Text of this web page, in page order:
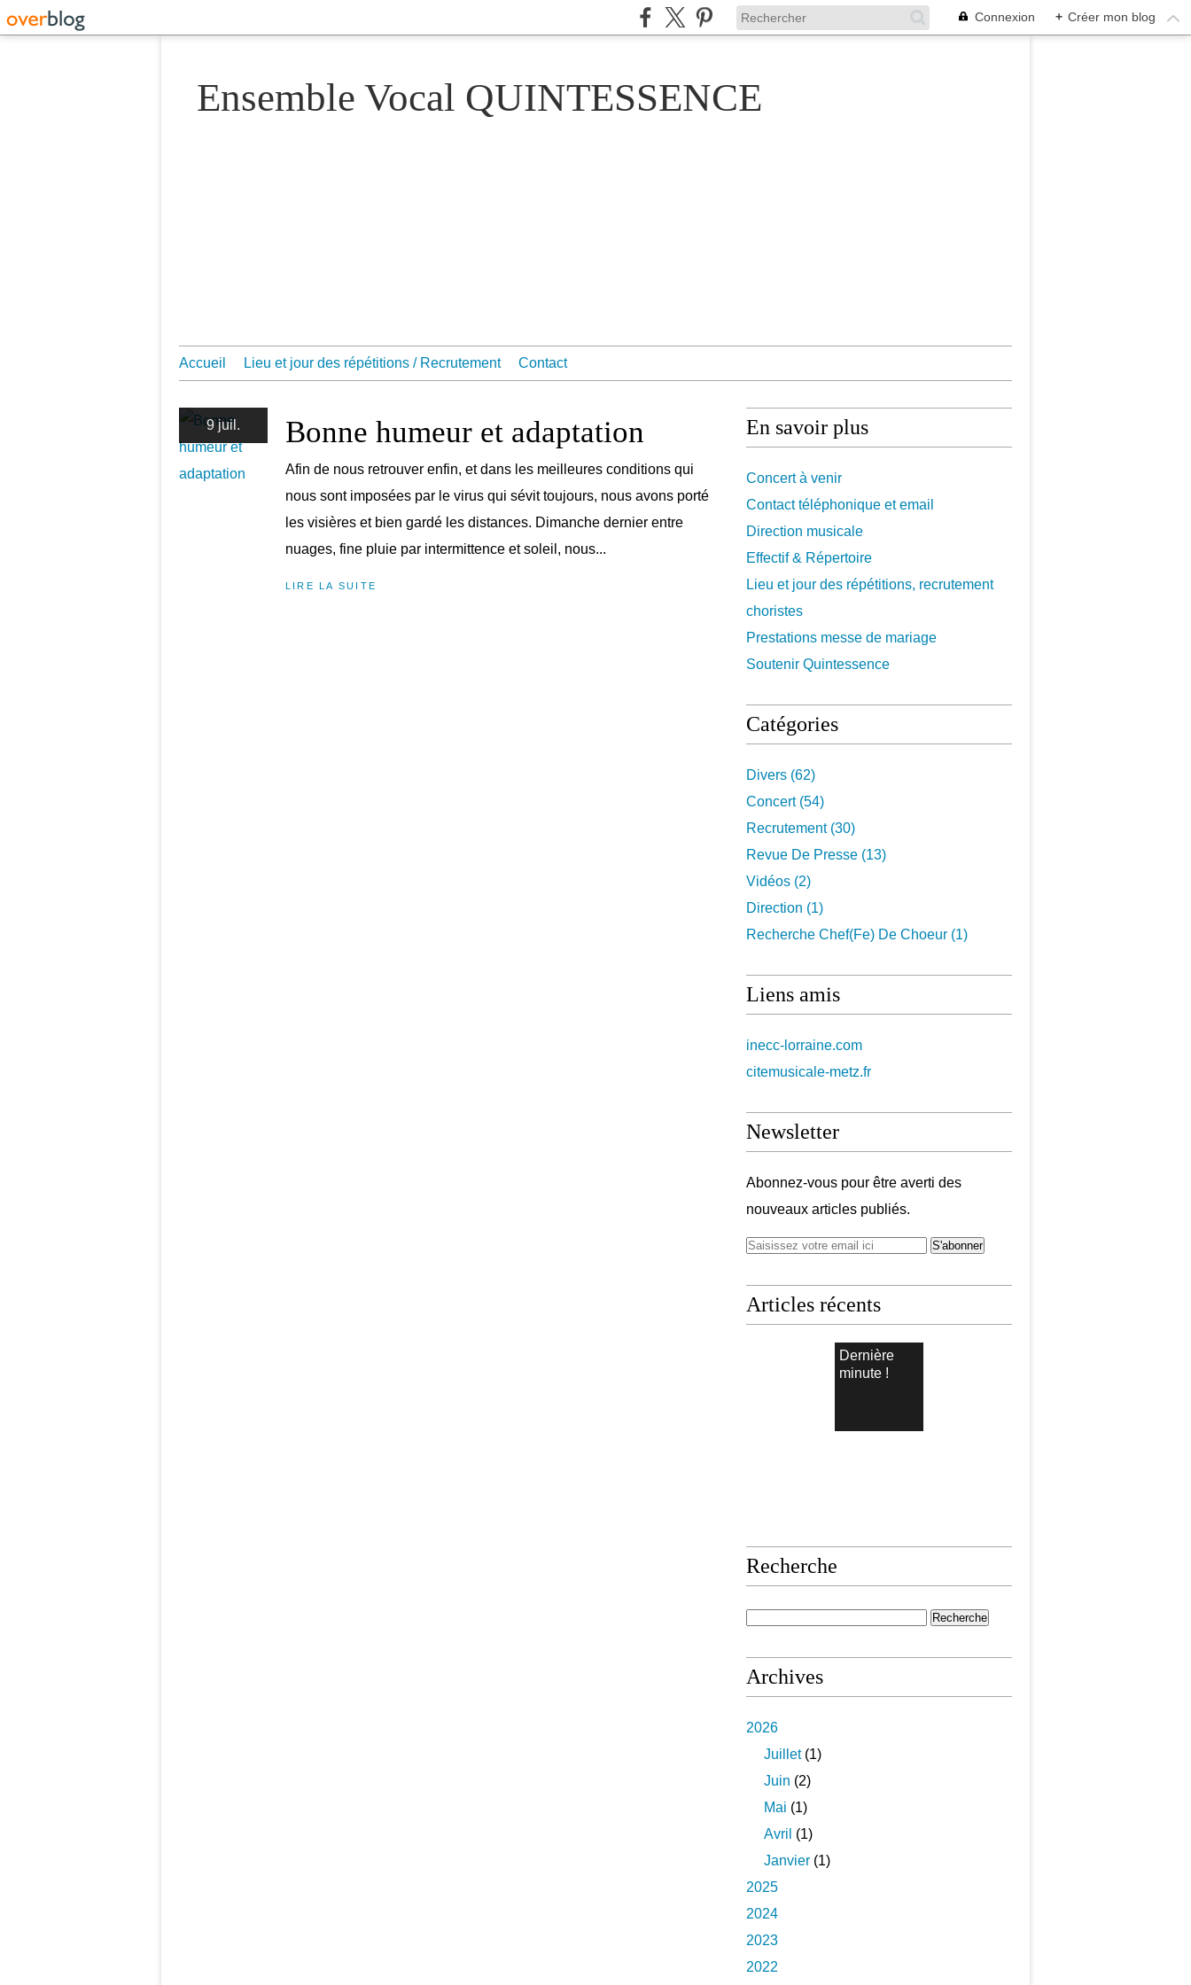
Connexion + Créer mon blog
Ensemble Vocal QUINTESSENCE
Accueil Lieu et jour des répétitions / Recrutement Contact
9 juil. Bonne humeur et adaptation
Afin de nous retrouver enfin, et dans les meilleures conditions qui
nous sont imposées par le virus qui sévit toujours, nous avons porté
les visières et bien gardé les distances. Dimanche dernier entre
nuages, fine pluie par intermittence et soleil, nous...
LIRE LA SUITE
En savoir plus
Concert à venir
Contact téléphonique et email
Direction musicale
Effectif & Répertoire
Lieu et jour des répétitions, recrutement
choristes
Prestations messe de mariage
Soutenir Quintessence
Catégories
Divers (62)
Concert(54)
Recrutement(30)
Revue De Presse (13)
Vidéos (2)
Direction (1)
Recherche Chef(fe) De Choeur (1)
Liens amis
inecc-lorraine.com
citemusicale-metz.fr
Newsletter
Abonnez-vous pour être averti des
nouveaux articles publiés.
Articles récents
Dernière
minute !
Recherche
Archives
2026
Juillet(1)
Juin (2)
Mai (1)
Avril (1)
Janvier (1)
2025
2024
2023
2022